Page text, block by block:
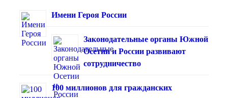
Имени Героя России
Законодательные органы Южной
Осетии и России развивают
сотрудничество
100 миллионов для гражданских